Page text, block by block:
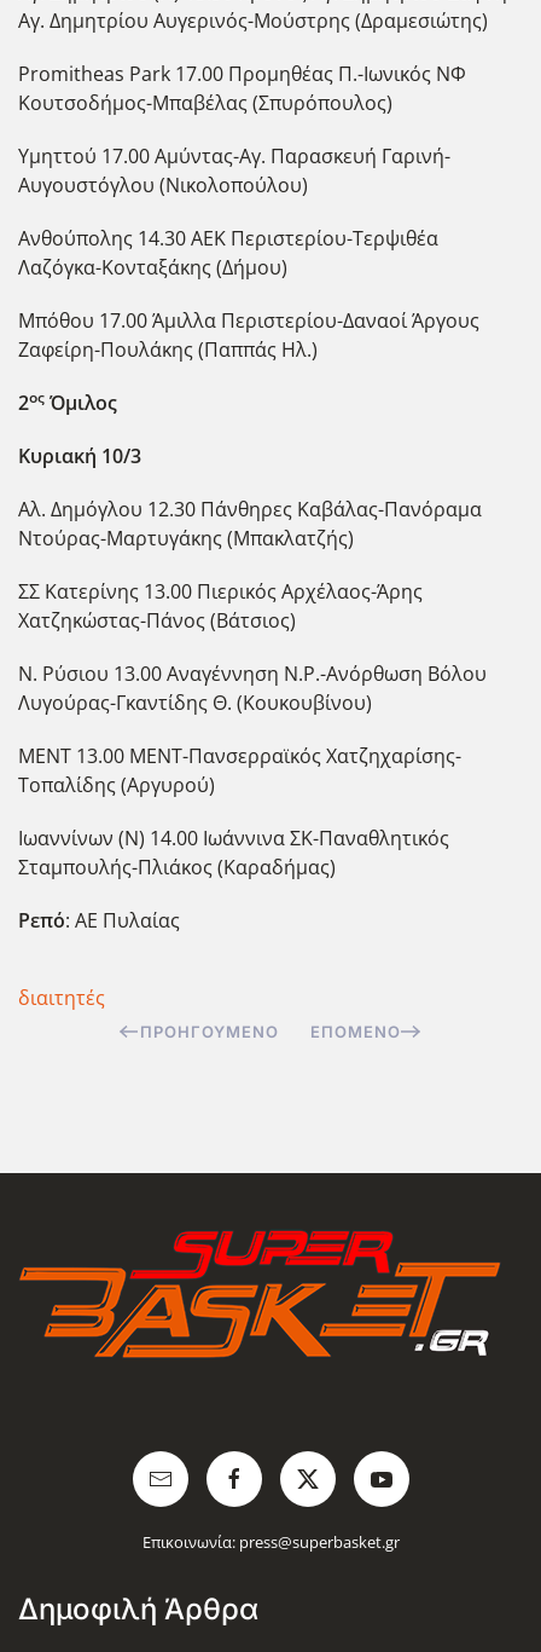
Αγ. Δημητρίου Αυγερινός-Μούστρης (Δραμεσιώτης)
Promitheas Park 17.00 Προμηθέας Π.-Ιωνικός ΝΦ
Κουτσοδήμος-Μπαβέλας (Σπυρόπουλος)
Υμηττού 17.00 Αμύντας-Αγ. Παρασκευή Γαρινή-
Αυγουστόγλου (Νικολοπούλου)
Ανθούπολης 14.30 ΑΕΚ Περιστερίου-Τερψιθέα
Λαζόγκα-Κονταξάκης (Δήμου)
Μπόθου 17.00 Άμιλλα Περιστερίου-Δαναοί Άργους
Ζαφείρη-Πουλάκης (Παππάς Ηλ.)
2ος Όμιλος
Κυριακή 10/3
Αλ. Δημόγλου 12.30 Πάνθηρες Καβάλας-Πανόραμα
Ντούρας-Μαρτυγάκης (Μπακλατζής)
ΣΣ Κατερίνης 13.00 Πιερικός Αρχέλαος-Άρης
Χατζηκώστας-Πάνος (Βάτσιος)
Ν. Ρύσιου 13.00 Αναγέννηση Ν.Ρ.-Ανόρθωση Βόλου
Λυγούρας-Γκαντίδης Θ. (Κουκουβίνου)
ΜΕΝΤ 13.00 ΜΕΝΤ-Πανσερραϊκός Χατζηχαρίσης-
Τοπαλίδης (Αργυρού)
Ιωαννίνων (Ν) 14.00 Ιωάννινα ΣΚ-Παναθλητικός
Σταμπουλής-Πλιάκος (Καραδήμας)
Ρεπό: ΑΕ Πυλαίας
διαιτητές
ΠΡΟΗΓΟΎΜΕΝΟ ΕΠΌΜΕΝΟ
Επικοινωνία: press@superbasket.gr
Δημοφιλή Άρθρα